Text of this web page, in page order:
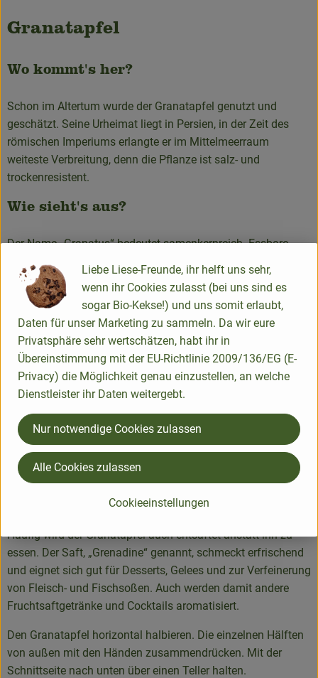
Granatapfel
Wo kommt's her?
Schon im Altertum wurde der Granatapfel genutzt und
geschätzt. Seine Urheimat liegt in Persien, in der Zeit des
römischen Imperiums erlangte er im Mittelmeerraum
weiteste Verbreitung, denn die Pflanze ist salz- und
trockenresistent.
Wie sieht's aus?
Der Name „Granatus“ bedeutet samenkernreich. Essbare
Teile des Granatapfels sind auch nur die Samenkerne mit der
sehr saftigen, süß-säuerlich schmeckenden, geleeartigen,
rosa bis weißen Pulpe. Die gelblichweißen Trennhäute,
welche die einzelnen Fruchtkammern abteilen, sind bitter
und sollten entfernt werden, denn sie trüben das
Geschmackserlebnis erheblich, wenn sie mitgegessen
Wie verwende ich's?
Granatäpfel gehören unbedingt in die gesunde und exotische
Küche. Die Früchte sind ausgesprochen vielseitig
verwendbar. Sie sind als Fruchtsaft oder Fruchtpüree zu
genießen, passen geradezu ideal zu Geflügel und Wild und
eignen sich hervorragend für ein leckeres Dessert.
Häufig wird der Granatapfel auch entsaftet anstatt ihn zu
essen. Der Saft, „Grenadine“ genannt, schmeckt erfrischend
und eignet sich gut für Desserts, Gelees und zur Verfeinerung
von Fleisch- und Fischsoßen. Auch werden damit andere
Fruchtsaftgetränke und Cocktails aromatisiert.
Den Granatapfel horizontal halbieren. Die einzelnen Hälften
von außen mit den Händen zusammendrücken. Mit der
Schnittseite nach unten über einen Teller halten.
Liebe Liese-Freunde, ihr helft uns sehr,
wenn ihr Cookies zulasst (bei uns sind es
sogar Bio-Kekse!) und uns somit erlaubt,
Daten für unser Marketing zu sammeln. Da wir eure
Privatsphäre sehr wertschätzen, habt ihr in
Übereinstimmung mit der EU-Richtlinie 2009/136/EG (E-
Privacy) die Möglichkeit genau einzustellen, an welche
Dienstleister ihr Daten weitergebt.
Cookieeinstellungen
Nur notwendige Cookies zulassen
Alle Cookies zulassen